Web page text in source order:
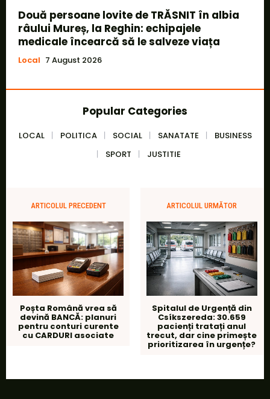
Două persoane lovite de TRĂSNIT în albia
râului Mureș, la Reghin: echipajele
medicale încearcă să le salveze viața
Local 7 August 2026
Popular Categories
LOCAL POLITICA SOCIAL SANATATE
BUSINESS
SPORT
JUSTITIE
ARTICOLUL PRECEDENT
Poșta Română vrea să
devină BANCĂ: planuri
pentru conturi curente
cu CARDURI asociate
ARTICOLUL URMĂTOR
Spitalul de Urgență din
Csíkszereda: 30.659
pacienți tratați anul
trecut, dar cine primește
prioritizarea în urgențe?